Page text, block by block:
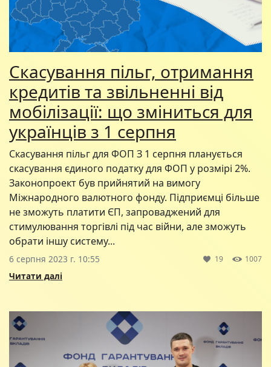
Скасування пільг, отримання
кредитів та звільненні від
мобілізації: що зміниться для
українців з 1 серпня
Скасування пільг для ФОП З 1 серпня планується
скасування єдиного податку для ФОП у розмірі 2%.
Законопроект був прийнятий на вимогу
Міжнародного валютного фонду. Підприємці більше
не зможуть платити ЄП, запроваджений для
стимулювання торгівлі під час війни, але зможуть
обрати іншу систему...
6 серпня 2023 г. 10:55 19 1007
Читати далі